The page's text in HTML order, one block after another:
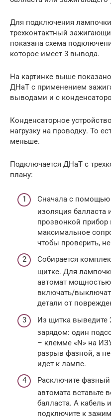
Для подключения
трехконтактный
показана схема
которое имеет 3 вывода.
На картинке выше
ДНаТ с применением
выводами и с
Конденсаторное
нагрузку на проводку. То
меньше.
Подключается ДНаТ с
плану:
Сначала с помощью
изоляция балласта
прозвонкой
максимальное
чтобы проверить,
Собирается
щитке. Для
автомат
включать/
детали от
Из щитка выведите
зарядом: один
– клемме «N» на
разрыв фазной, а
идет к лампе.
Расключите
автомата вставьте
балласта. А кабель
подключите к